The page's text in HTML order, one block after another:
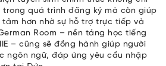
trong quá trình đăng ký mà còn giúp
tâm hơn nhờ sự hỗ trợ trực tiếp và
Room – nền tảng học tiếng
– cũng sẽ đồng hành giúp người
ngôn ngữ, đáp ứng yêu cầu nhập